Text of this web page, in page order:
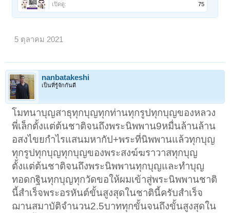
เปิดดู:
75
5 ตุลาคม 2021
nanbatakeshi
เป็นที่รู้จักกันดี
โมทนาบุญสาธุทุกบุญทุกท่านทุกรูปทุกบุญของหลวง
พี่เล็กตั้งแต่ต้นชาติจนถึงพระนิพพาน9หมื่นล้านล้าน
อสงไขยกำไรแสนมหากัป+พระที่นิพพานแล้วทุกบุญ
ทุกรูปทุกบุญทุกบุญของพระสงฆ์ฆราวาสทุกบุญ
ตั้งแต่ต้นชาติจนถึงพระนิพพานทุกบุญและทำบุญ
ทอดกฐินทุกบุญทุกวัดขอให้ผมเข้าสู่พระนิพพานชาติ
นี้สำเร็จพระอรหันต์ขั้นสูงสุดในชาตินี้ครับสำเร็จ
ฌานสมาบัติจำนวน2.5บาททุกขั้นจนถึงขั้นสูงสุดใน